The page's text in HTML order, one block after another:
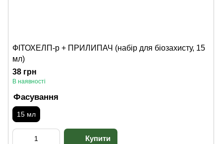
ФІТОХЕЛП-р + ПРИЛИПАЧ (набір для біозахисту, 15
мл)
38 грн
В наявності
Фасування
15 мл